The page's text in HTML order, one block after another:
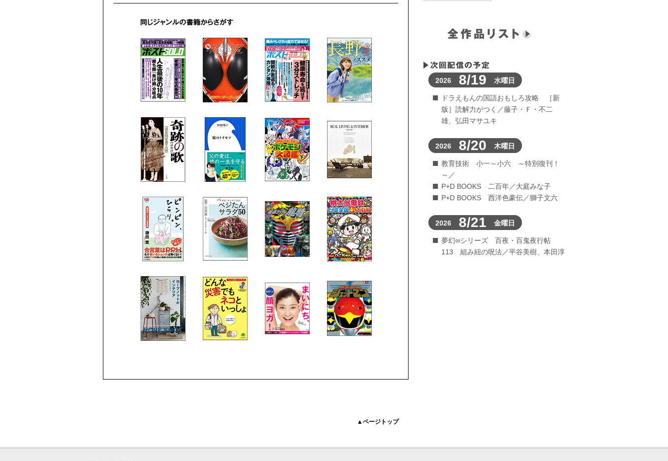
▲ページトップ
2026 8/19 水曜日
ドラえもんの国語おもしろ攻略 ［新
版］読解力がつく／藤子・Ｆ・不二
雄、弘田マサユキ
2026 8/20 木曜日
教育技術 小一～小六 ～特別復刊！
～／
P+D BOOKS 二百年／大庭みな子
P+D BOOKS 西洋色豪伝／獅子文六
2026 8/21 金曜日
夢幻∞シリーズ 百夜・百鬼夜行帖
113 組み紐の呪法／平谷美樹、本田淳